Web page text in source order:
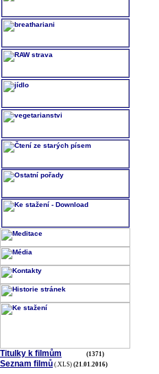
Titulky k filmům (1371)
Seznam filmů (.XLS) (21.01.2016)